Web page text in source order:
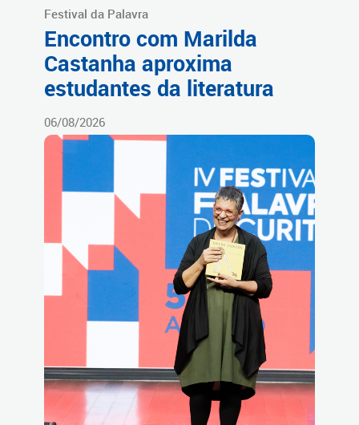
Festival da Palavra
Encontro com Marilda
Castanha aproxima
estudantes da literatura
06/08/2026